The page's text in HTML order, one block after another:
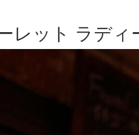
レット ラディ